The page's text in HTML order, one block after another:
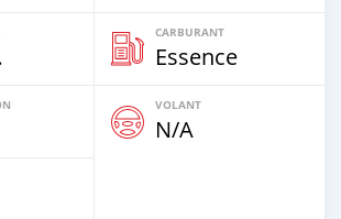
CARBURANT
Essence
VOLANT
N/A